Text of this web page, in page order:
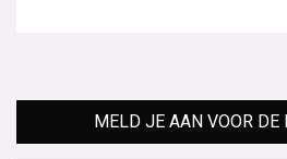
MELD JE AAN VOOR DE